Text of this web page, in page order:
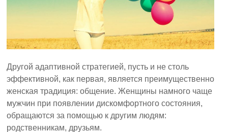
Другой адаптивной стратегией, пусть и не столь
эффективной, как первая, является преимущественно
женская традиция: общение. Женщины намного чаще
мужчин при появлении дискомфортного состояния,
обращаются за помощью к другим людям:
родственникам, друзьям.